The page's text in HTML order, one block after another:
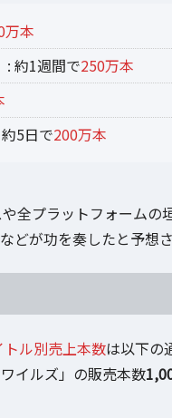
万本
: 約1週間で250万本
5日で200万本
全プラットフォーム
が功を奏したと予想さ
トル別売上本数は以下の
イルズ」の販売本数